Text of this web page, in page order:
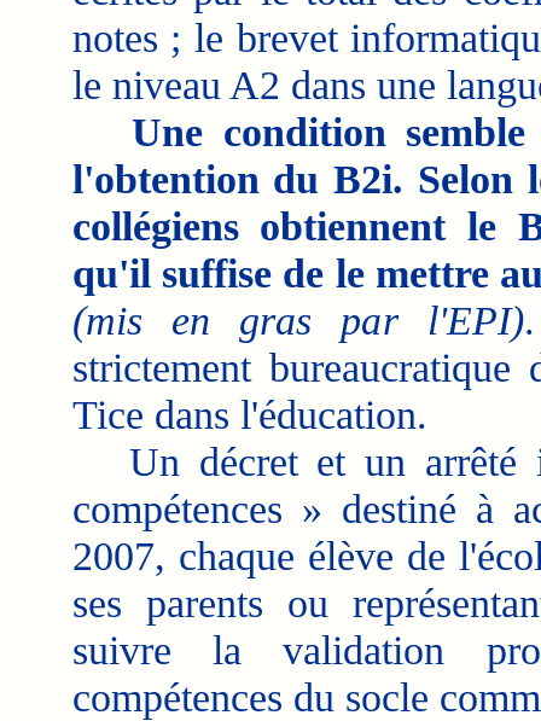
notes ; le brevet
le niveau A2 dans une
Une condition
l'obtention du B2i. Selon
collégiens obtiennent le
qu'il suffise de le mettre
(mis en gras par l'EPI)
strictement
Tice dans l'éducation.
Un décret et un arrêté
compétences » destiné à
2007, chaque élève de
ses parents ou
suivre la validation
compétences du socle